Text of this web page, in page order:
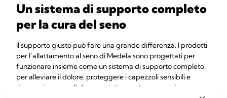
Un sistema di supporto completo
per la cura del seno
Il supporto giusto può fare una grande differenza. I prodotti
per l’allattamento al seno di Medela sono progettati per
funzionare insieme come un sistema di supporto completo,
per alleviare il dolore, proteggere i capezzoli sensibili e
riparare i capezzoli danneggiati quando necessario.